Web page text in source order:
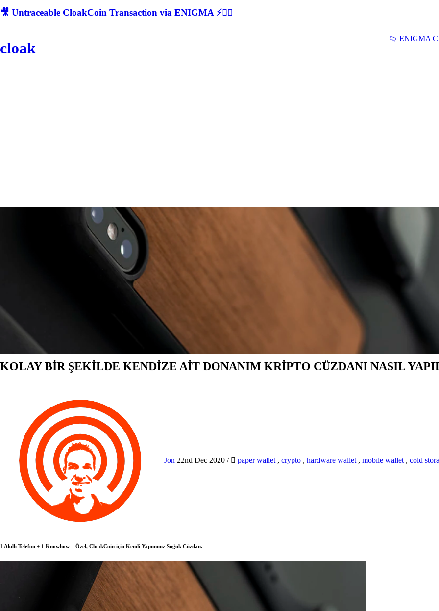
🎥 Untraceable CloakCoin Transaction via ENIGMA ⚡🕵‍♂
cloak
ENIGMA
KOLAY BİR ŞEKİLDE KENDİZE AİT DONANIM KRİPTO CÜZDANI NASIL
Jon 22nd Dec 2020 / paper wallet , crypto , hardware wallet , mobile wallet , cold
1 Akıllı Telefon + 1 Knowhow = Özel, CloakCoin için Kendi Yapımınız Soğuk Cüzdan.